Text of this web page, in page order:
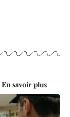
En savoir plus